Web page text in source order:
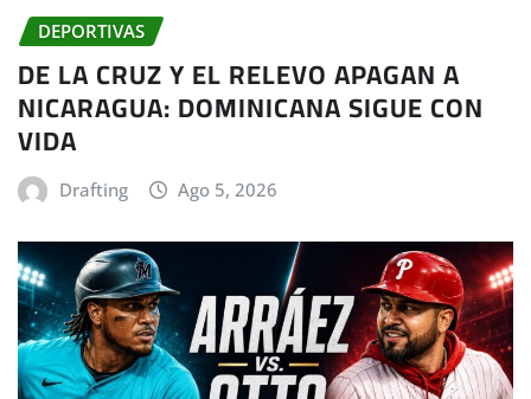
DEPORTIVAS
DE LA CRUZ Y EL RELEVO APAGAN A
NICARAGUA: DOMINICANA SIGUE CON
VIDA
Drafting Ago 5, 2026